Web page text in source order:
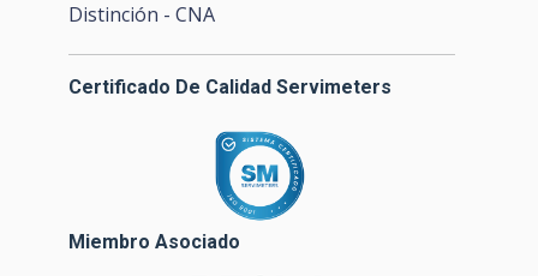
Distinción - CNA
Certificado De Calidad Servimeters
Miembro Asociado